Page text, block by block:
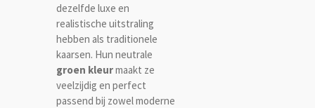
dezelfde luxe en
realistische uitstraling
hebben als traditionele
kaarsen. Hun neutrale
groen kleurmaakt ze
veelzijdig en perfect
passend bij zowel moderne